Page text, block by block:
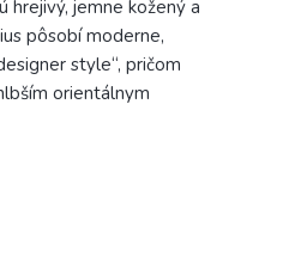
hrejivý, jemne kožený a
pôsobí moderne,
style“, pričom
orientálnym